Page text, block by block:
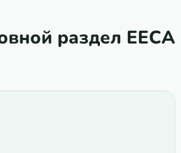
раздел EECA